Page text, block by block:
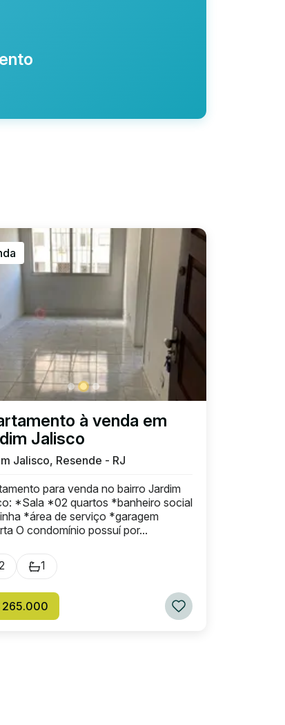
à venda em
Jalisco
Jalisco, Resende - RJ
para venda no bairro Jardim
*Sala *02 quartos *banheiro social
*área de serviço *garagem
O condomínio possuí por...
1
265.000